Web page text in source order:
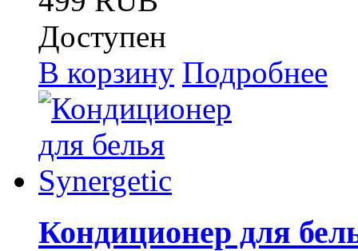
Доступен
В корзину Подробнее
Кондиционер для